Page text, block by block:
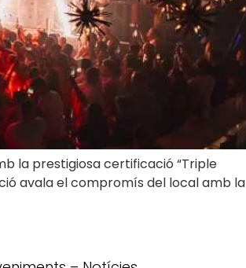
la prestigiosa certificació “Triple
avala el compromís del local amb la